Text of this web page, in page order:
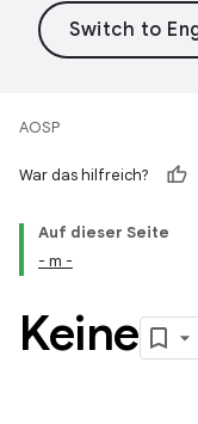
AOSP
War das hilfreich?
Auf dieser Seite
- m -
Keine